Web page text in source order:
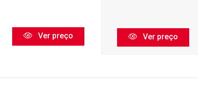
Ver preço Ver preço